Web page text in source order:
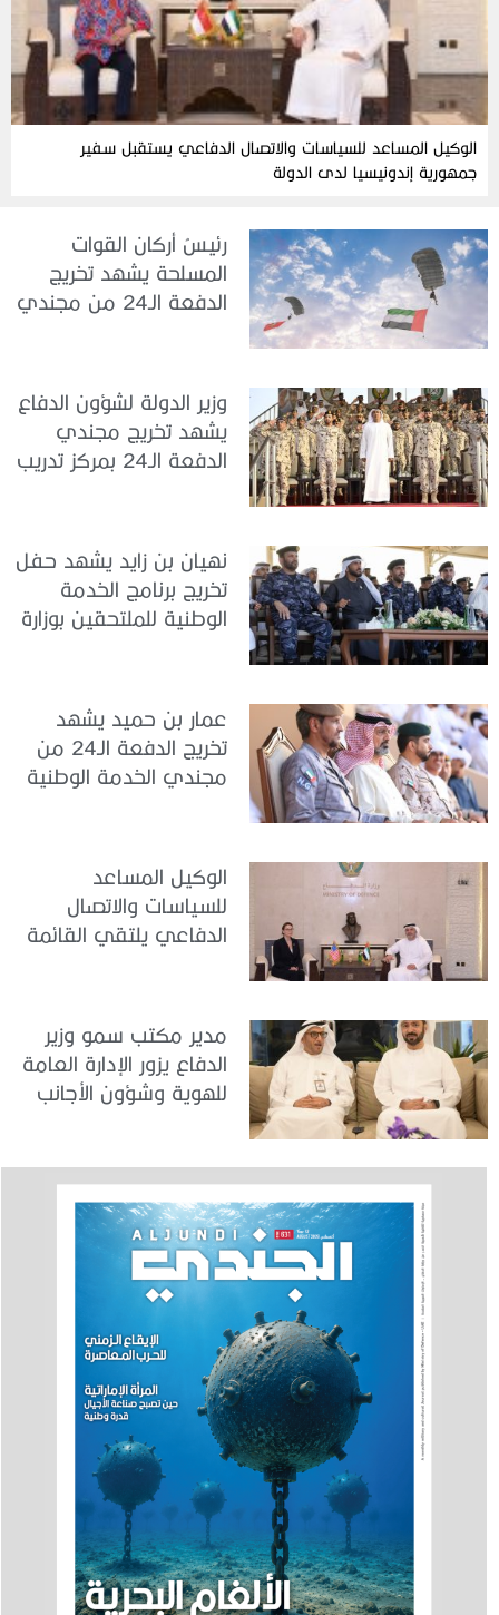
الوكيل المساعد للسياسات والاتصال الدفاعي يستقبل سفير
جمهورية إندونيسيا لدى الدولة
رئيسُ أركان القوات
المسلحة يشهد تخريج
الدفعة الـ24 من مجندي
وزير الدولة لشؤون الدفاع
يشهد تخريج مجندي
الدفعة الـ24 بمركز تدريب
نهيان بن زايد يشهد حفل
تخريج برنامج الخدمة
الوطنية للملتحقين بوزارة
عمار بن حميد يشهد
تخريج الدفعة الـ24 من
مجندي الخدمة الوطنية
الوكيل المساعد
للسياسات والاتصال
الدفاعي يلتقي القائمة
مدير مكتب سمو وزير
الدفاع يزور الإدارة العامة
للهوية وشؤون الأجانب